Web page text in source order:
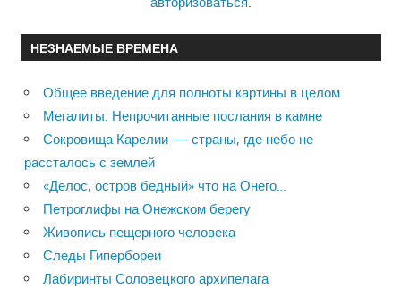
НЕЗНАЕМЫЕ ВРЕМЕНА
Общее введение для полноты картины в целом
Мегалиты: Непрочитанные послания в камне
Сокровища Карелии — страны, где небо не
рассталось с землей
«Делос, остров бедный» что на Онего…
Петроглифы на Онежском берегу
Живопись пещерного человека
Следы Гипербореи
Лабиринты Соловецкого архипелага